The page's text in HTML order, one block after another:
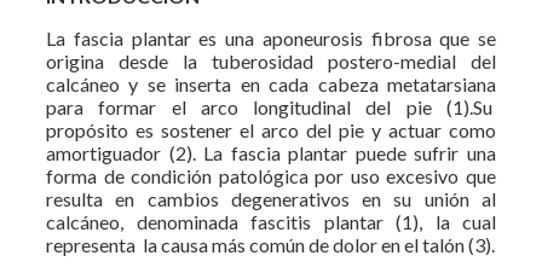
La fascia plantar es una aponeurosis fibrosa que se
origina desde la tuberosidad postero-medial del
calcáneo y se inserta en cada cabeza metatarsiana
para formar el arco longitudinal del pie (1).Su
propósito es sostener el arco del pie y actuar como
amortiguador (2). La fascia plantar puede sufrir una
forma de condición patológica por uso excesivo que
resulta en cambios degenerativos en su unión al
calcáneo, denominada fascitis plantar (1), la cual
representa la causa más común de dolor en el talón (3).